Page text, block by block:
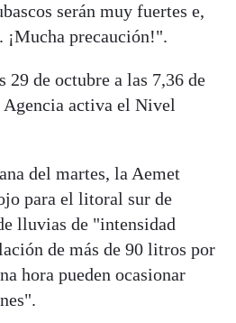
serán muy fuertes e,
precaución!".
29 de octubre a las 7,36 de
Agencia activa el Nivel
del martes, la Aemet
para el litoral sur de
lluvias de "intensidad
de más de 90 litros por
hora pueden ocasionar